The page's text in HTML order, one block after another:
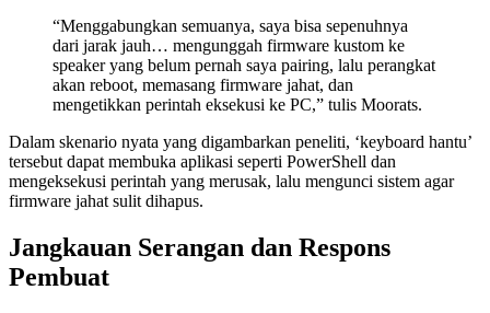
“Menggabungkan semuanya, saya bisa sepenuhnya
dari jarak jauh… mengunggah firmware kustom ke
speaker yang belum pernah saya pairing, lalu perangkat
akan reboot, memasang firmware jahat, dan
mengetikkan perintah eksekusi ke PC,” tulis Moorats.
Dalam skenario nyata yang digambarkan peneliti, ‘keyboard hantu’
tersebut dapat membuka aplikasi seperti PowerShell dan
mengeksekusi perintah yang merusak, lalu mengunci sistem agar
firmware jahat sulit dihapus.
Jangkauan Serangan dan Respons
Pembuat